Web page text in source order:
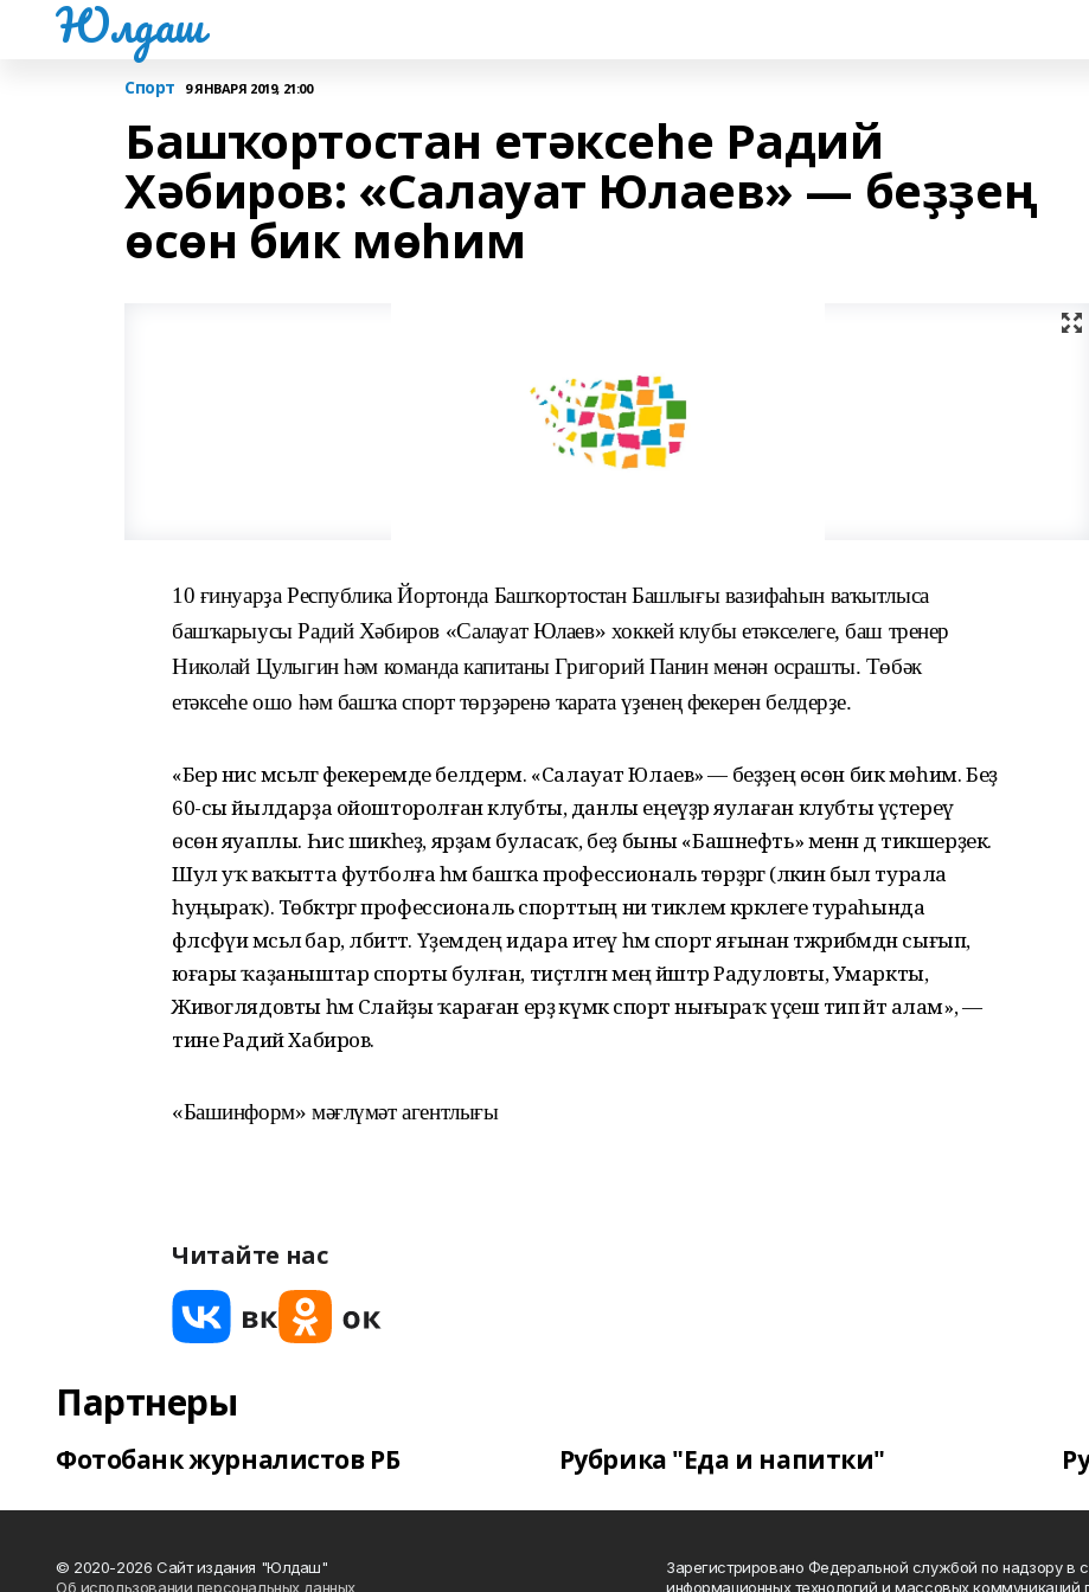
Юлдаш
Спорт 9 ЯНВАРЯ 2019, 21:00
Башҡортостан етәксеһе Радий
Хәбиров: «Салауат Юлаев» — беҙҙең
өсөн бик мөһим
10 ғинуарҙа Республика Йортонда Башҡортостан Башлығы вазифаһын ваҡытлыса
башҡарыусы Радий Хәбиров «Салауат Юлаев» хоккей клубы етәкселеге, баш тренер
Николай Цулыгин һәм команда капитаны Григорий Панин менән осрашты. Төбәк
етәксеһе ошо һәм башҡа спорт төрҙәренә ҡарата үҙенең фекерен белдерҙе.
«Бер нисә мәсьәләгә фекеремде белдерәм. «Салауат Юлаев» — беҙҙең өсөн бик мөһим. Беҙ
60-сы йылдарҙа ойошторолған клубты, данлы еңеүҙәр яулаған клубты үҫтереү
өсөн яуаплы. Һис шикһеҙ, ярҙам буласаҡ, беҙ быны «Башнефть» менән дә тикшерҙек.
Шул уҡ ваҡытта футболға һәм башҡа профессиональ төрҙәргә (ләкин был турала
һуңыраҡ). Төбәктәргә профессиональ спорттың ни тиклем кәрәклеге тураһында
фәлсәфәүи мәсьәлә бар, әлбиттә. Үҙемдең идара итеү һәм спорт яғынан тәжрибәмдән сығып,
юғары ҡаҙаныштар спорты булған, тиҫтәләгән мең йәштәр Радуловты, Умаркты,
Живоглядовты һәм Слайҙы ҡараған ерҙә күмәк спорт нығыраҡ үҫешә тип әйтә алам», —
тине Радий Хабиров.
«Башинформ» мәғлүмәт агентлығы
Читайте нас
Партнеры
Фотобанк журналистов РБ Рубрика "Еда и напитки"
© 2020-2026 Сайт издания "Юлдаш"
Об использовании персональных данных
Зарегистрировано Федеральной службой по надзору в
информационных технологий и массовых коммуникаций